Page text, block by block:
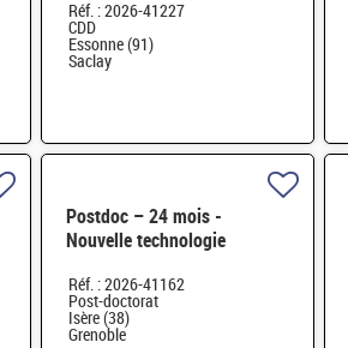
Réf. : 2026-41227
CDD
Essonne (91)
Saclay
Postdoc – 24 mois -
Nouvelle technologie
H/F
Réf. : 2026-41162
Post-doctorat
Isère (38)
Grenoble